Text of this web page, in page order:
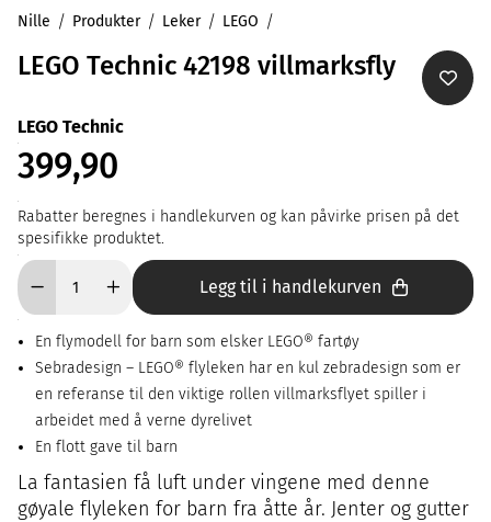
Nille Produkter Leker LEGO
LEGO Technic 42198 villmarksfly
LEGO Technic
399,90
Rabatter beregnes i handlekurven og kan påvirke prisen på det
spesifikke produktet.
Legg til i handlekurven
En flymodell for barn som elsker LEGO® fartøy
Sebradesign – LEGO® flyleken har en kul zebradesign som er
en referanse til den viktige rollen villmarksflyet spiller i
arbeidet med å verne dyrelivet
En flott gave til barn
La fantasien få luft under vingene med denne
gøyale flyleken for barn fra åtte år. Jenter og gutter